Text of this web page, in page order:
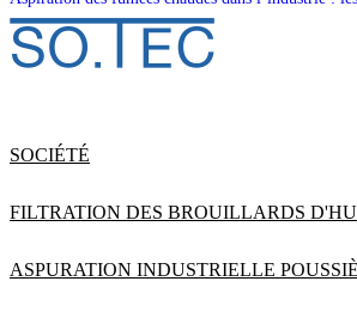
SOCIÉTÉ
FILTRATION DES BROUILLARDS
ASPURATION INDUSTRIELLE